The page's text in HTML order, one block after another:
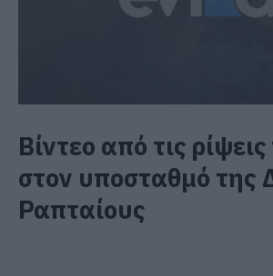
Βίντεο από τις
στον υποσταθμό της
Ραπταίους